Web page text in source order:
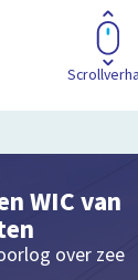
WIC van
over zee